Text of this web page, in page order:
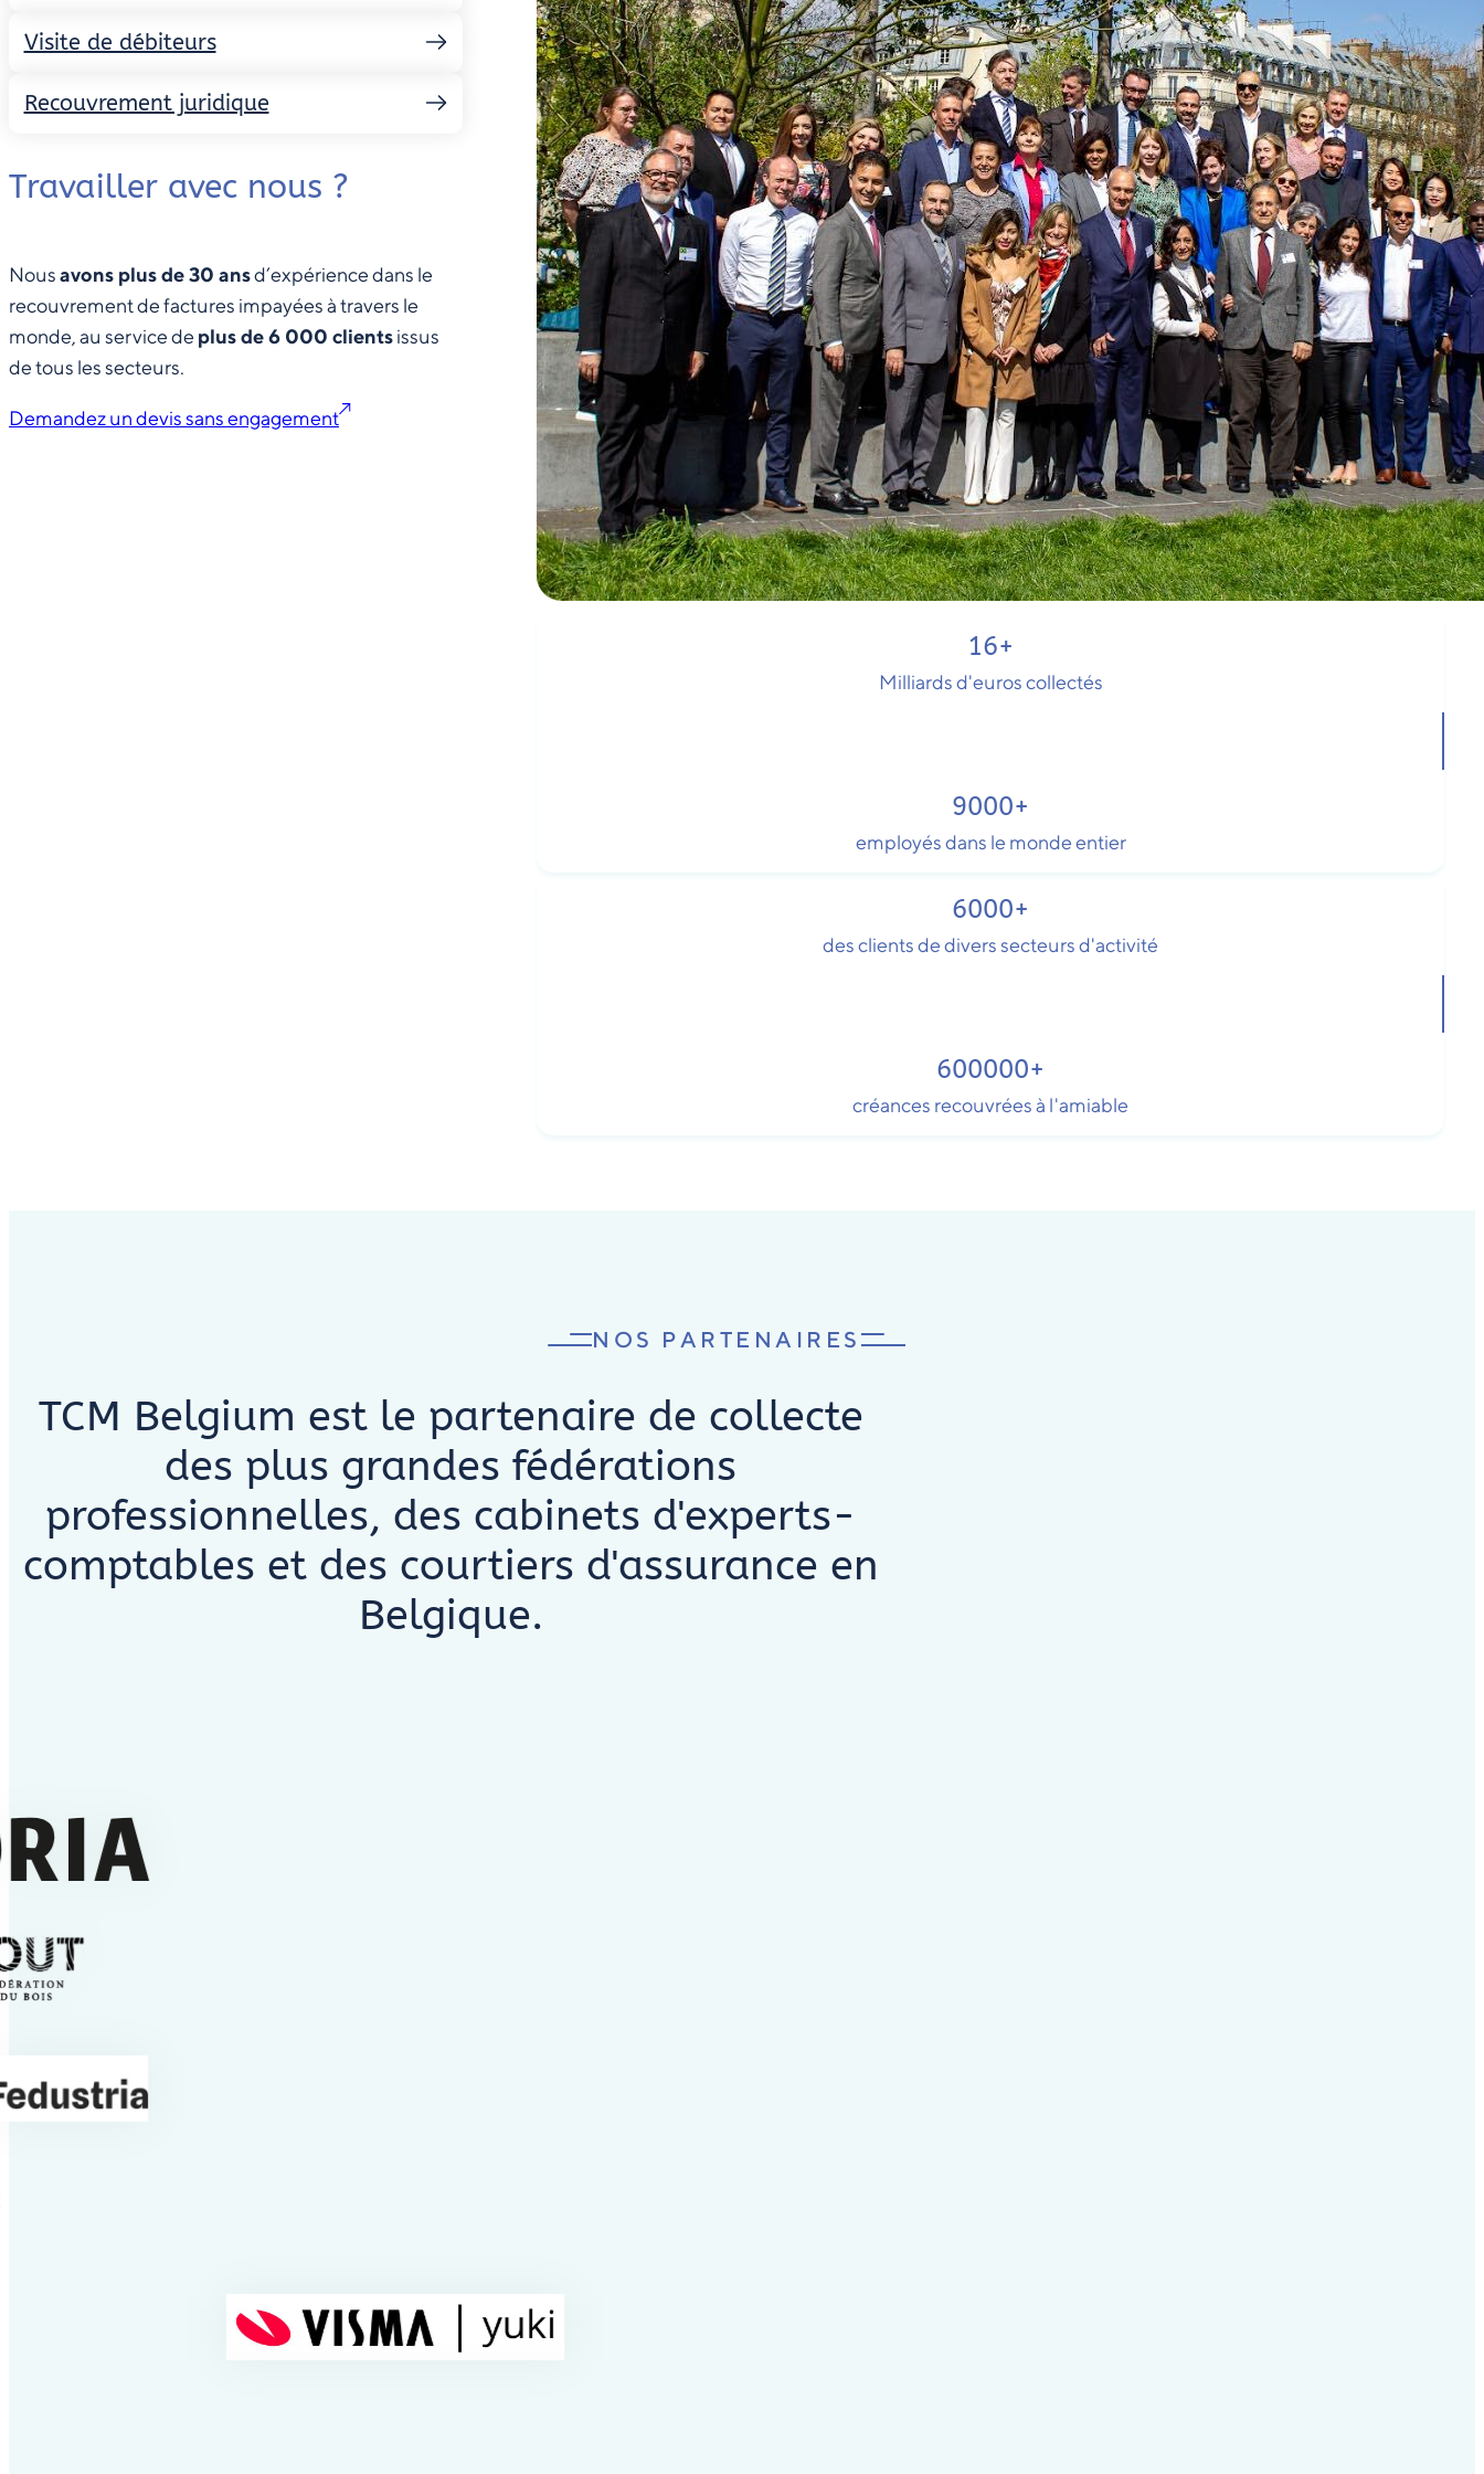
Visite de débiteurs
Recouvrement juridique
Travailler avec nous ?
Nousavons plus de 30 ansd’expérience dans le
recouvrement de factures impayées à travers le
monde, au service de plus de 6 000 clientsissus
de tous les secteurs.
Demandez un devis sans engagement
16+
Milliards d'euros collectés
9000+
employés dans le monde entier
6000+
des clients de divers secteurs d'activité
600000+
créances recouvrées à l'amiable
NOS PARTENAIRES
TCM Belgium est le partenaire de collecte
des plus grandes fédérations
professionnelles, des cabinets d'experts-
comptables et des courtiers d'assurance en
Belgique.